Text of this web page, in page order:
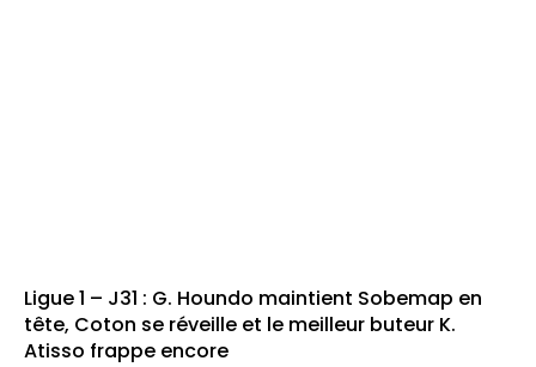
Ligue 1 – J31 : G. Houndo maintient Sobemap en
tête, Coton se réveille et le meilleur buteur K.
Atisso frappe encore